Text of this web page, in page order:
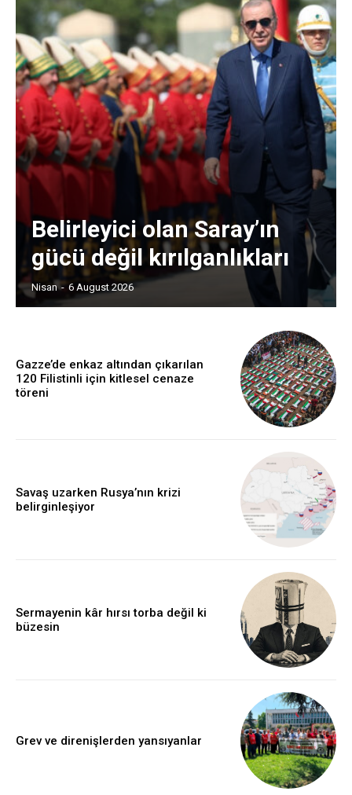
Belirleyici olan Saray’ın
gücü değil kırılganlıkları
Nisan - 6 August 2026
Gazze’de enkaz altından çıkarılan
120 Filistinli için kitlesel cenaze
töreni
Savaş uzarken Rusya’nın krizi
belirginleşiyor
Sermayenin kâr hırsı torba değil ki
büzesin
Grev ve direnişlerden yansıyanlar